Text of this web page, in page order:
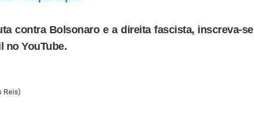
contra Bolsonaro e a direita fascista, inscreva-se
no YouTube.